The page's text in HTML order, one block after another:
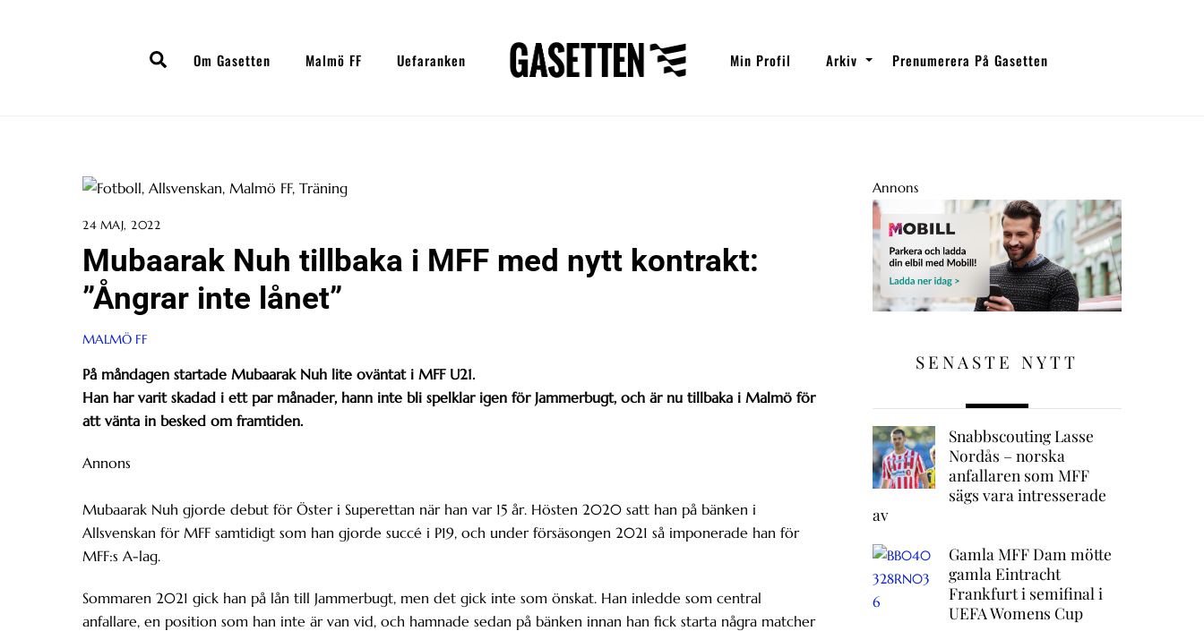
SearchOm Gasetten Malmö FF Uefaranken Min Profil Arkiv Prenumerera På Gasetten
24 MAJ, 2022
Mubaarak Nuh tillbaka i MFF med nytt kontrakt:
”Ångrar inte lånet”
MALMÖ FF
På måndagen startade Mubaarak Nuh lite oväntat i MFF U21.
Han har varit skadad i ett par månader, hann inte bli spelklar igen för Jammerbugt, och är nu tillbaka i Malmö för
att vänta in besked om framtiden.
Annons
Mubaarak Nuh gjorde debut för Öster i Superettan när han var 15 år. Hösten 2020 satt han på bänken i
Allsvenskan för MFF samtidigt som han gjorde succé i P19, och under försäsongen 2021 så imponerade han för
MFF:s A-lag.
Sommaren 2021 gick han på lån till Jammerbugt, men det gick inte som önskat. Han inledde som central
anfallare, en position som han inte är van vid, och hamnade sedan på bänken innan han fick starta några matcher
Annons
SENASTE NYTT
Snabbscouting Lasse
Nordås – norska
anfallaren som MFF
sägs vara intresserade
av
Gamla MFF Dam mötte
gamla Eintracht
Frankfurt i semifinal i
UEFA Womens Cup